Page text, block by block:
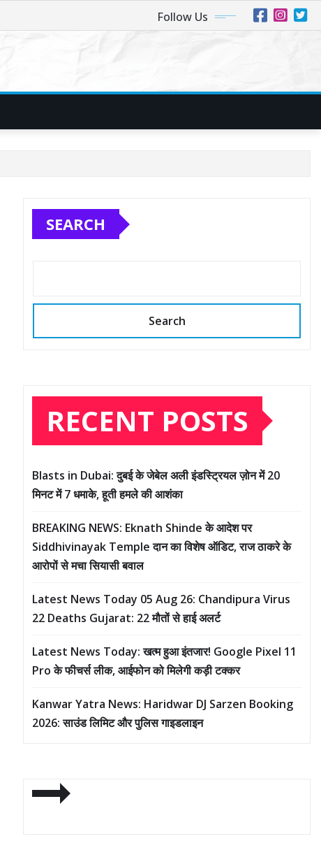
Follow Us
SEARCH
Search
RECENT POSTS
Blasts in Dubai: दुबई के जेबेल अली इंडस्ट्रियल ज़ोन में 20
मिनट में 7 धमाके, हूती हमले की आशंका
BREAKING NEWS: Eknath Shinde के आदेश पर
Siddhivinayak Temple दान का विशेष ऑडिट, राज ठाकरे के
आरोपों से मचा सियासी बवाल
Latest News Today 05 Aug 26: Chandipura Virus
22 Deaths Gujarat: 22 मौतों से हाई अलर्ट
Latest News Today: खत्म हुआ इंतजार! Google Pixel 11
Pro के फीचर्स लीक, आईफोन को मिलेगी कड़ी टक्कर
Kanwar Yatra News: Haridwar DJ Sarzen Booking
2026: साउंड लिमिट और पुलिस गाइडलाइन